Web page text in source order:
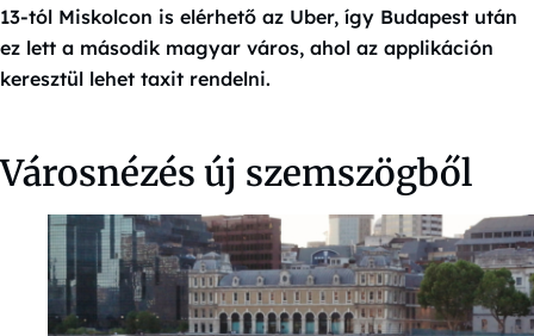
13-tól Miskolcon is elérhető az Uber, így Budapest után
ez lett a második magyar város, ahol az applikáción
keresztül lehet taxit rendelni.
Városnézés új szemszögből